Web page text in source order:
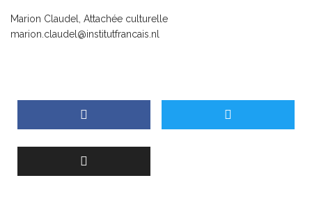
Marion Claudel, Attachée culturelle
marion.claudel@institutfrancais.nl